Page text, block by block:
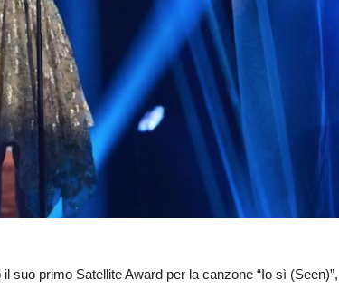
suo primo Satellite Award per la canzone “Io sì (Seen)”,